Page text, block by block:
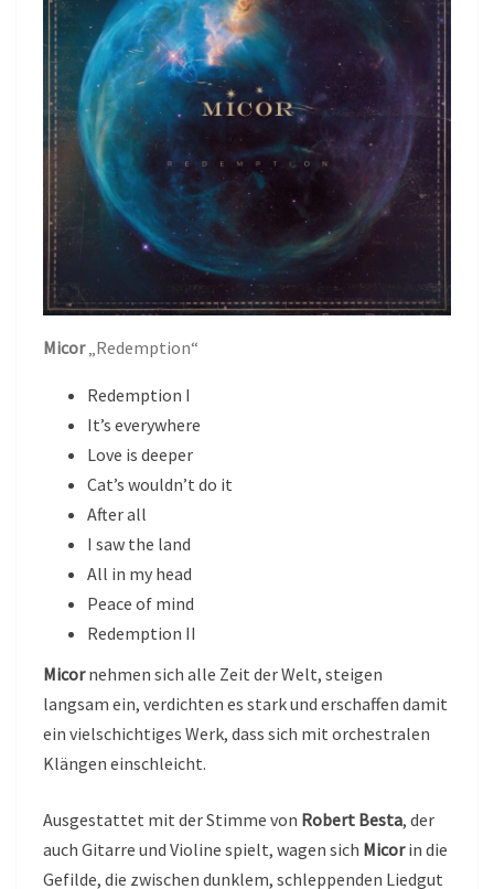
Micor„Redemption“
Redemption I
It’s everywhere
Love is deeper
Cat’s wouldn’t do it
After all
I saw the land
All in my head
Peace of mind
Redemption II
Micornehmen sich alle Zeit der Welt, steigen
langsam ein, verdichten es stark und erschaffen damit
ein vielschichtiges Werk, dass sich mit orchestralen
Klängen einschleicht.
Ausgestattet mit der Stimme von Robert Besta, der
auch Gitarre und Violine spielt, wagen sich Micorin die
Gefilde, die zwischen dunklem, schleppenden Liedgut